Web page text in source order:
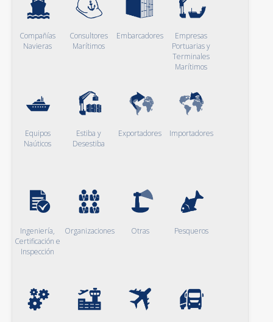
Compañías
Navieras
Consultores
Marítimos
Embarcadores
Empresas
Portuarias y
Terminales
Marítimos
Equipos
Naúticos
Estiba y
Desestiba
Exportadores Importadores
Ingeniería,
Certificación e
Inspección
Organizaciones Otras Pesqueros